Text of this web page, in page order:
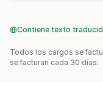
Contiene texto
Todos los cargos se
se facturan cada 30 días.